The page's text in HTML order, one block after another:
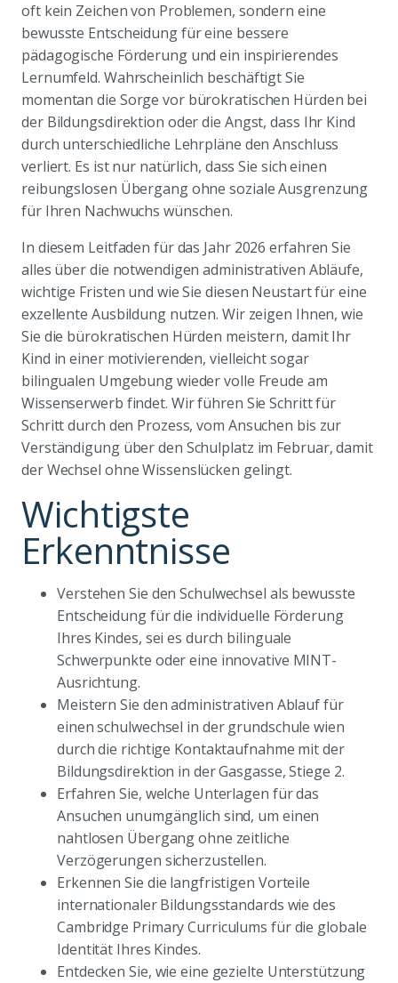
oft kein Zeichen von Problemen, sondern eine
bewusste Entscheidung für eine bessere
pädagogische Förderung und ein inspirierendes
Lernumfeld. Wahrscheinlich beschäftigt Sie
momentan die Sorge vor bürokratischen Hürden bei
der Bildungsdirektion oder die Angst, dass Ihr Kind
durch unterschiedliche Lehrpläne den Anschluss
verliert. Es ist nur natürlich, dass Sie sich einen
reibungslosen Übergang ohne soziale Ausgrenzung
für Ihren Nachwuchs wünschen.
In diesem Leitfaden für das Jahr 2026 erfahren Sie
alles über die notwendigen administrativen Abläufe,
wichtige Fristen und wie Sie diesen Neustart für eine
exzellente Ausbildung nutzen. Wir zeigen Ihnen, wie
Sie die bürokratischen Hürden meistern, damit Ihr
Kind in einer motivierenden, vielleicht sogar
bilingualen Umgebung wieder volle Freude am
Wissenserwerb findet. Wir führen Sie Schritt für
Schritt durch den Prozess, vom Ansuchen bis zur
Verständigung über den Schulplatz im Februar, damit
der Wechsel ohne Wissenslücken gelingt.
Wichtigste
Erkenntnisse
Verstehen Sie den Schulwechsel als bewusste
Entscheidung für die individuelle Förderung
Ihres Kindes, sei es durch bilinguale
Schwerpunkte oder eine innovative MINT-
Ausrichtung.
Meistern Sie den administrativen Ablauf für
einen schulwechsel in der grundschule wien
durch die richtige Kontaktaufnahme mit der
Bildungsdirektion in der Gasgasse, Stiege 2.
Erfahren Sie, welche Unterlagen für das
Ansuchen unumgänglich sind, um einen
nahtlosen Übergang ohne zeitliche
Verzögerungen sicherzustellen.
Erkennen Sie die langfristigen Vorteile
internationaler Bildungsstandards wie des
Cambridge Primary Curriculums für die globale
Identität Ihres Kindes.
Entdecken Sie, wie eine gezielte Unterstützung